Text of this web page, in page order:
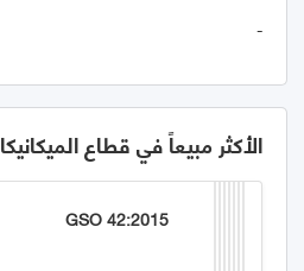
-
الأكثر مبيعاً في قطاع الميكانيكا
GSO 42:2015